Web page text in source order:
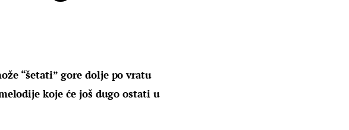
“šetati” gore dolje po vratu
koje će još dugo ostati u